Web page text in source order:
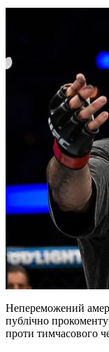
Непереможений
публічно
проти тимчасового